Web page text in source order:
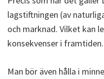
lagstiftningen (av
och marknad. Vilket kan
konsekvenser i framtiden.
Man bör även hålla i